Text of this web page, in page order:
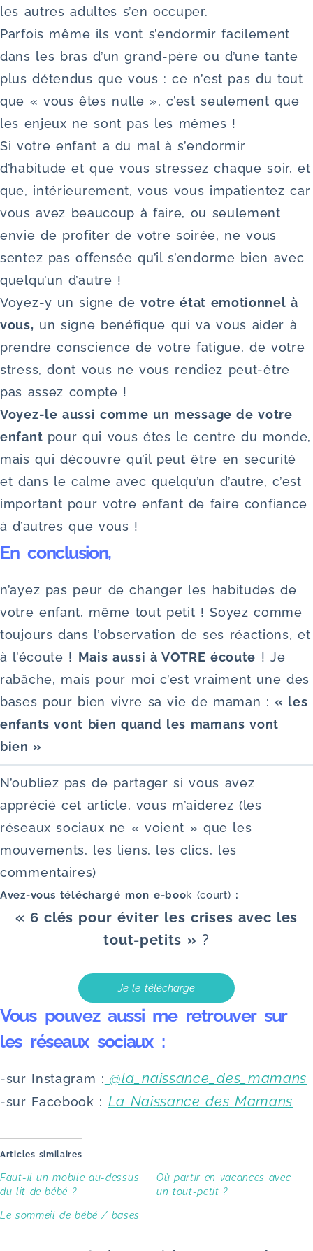
les autres adultes s’en occuper.
Parfois même ils vont s’endormir facilement
dans les bras d’un grand-père ou d’une tante
plus détendus que vous : ce n’est pas du tout
que « vous êtes nulle », c’est seulement que
les enjeux ne sont pas les mêmes !
Si votre enfant a du mal à s’endormir
d’habitude et que vous stressez chaque soir, et
que, intérieurement, vous vous impatientez car
vous avez beaucoup à faire, ou seulement
envie de profiter de votre soirée, ne vous
sentez pas offensée qu’il s’endorme bien avec
quelqu’un d’autre !
Voyez-y un signe devotre état emotionnel à
vous, un signe benéfique qui va vous aider à
prendre conscience de votre fatigue, de votre
stress, dont vous ne vous rendiez peut-être
pas assez compte !
Voyez-le aussi comme un message de votre
enfant pour qui vous étes le centre du monde,
mais qui découvre qu’il peut être en securité
et dans le calme avec quelqu’un d’autre, c’est
important pour votre enfant de faire confiance
à d’autres que vous !
En conclusion,
n’ayez pas peur de changer les habitudes de
votre enfant, même tout petit ! Soyez comme
toujours dans l’observation de ses réactions, et
à l’écoute ! Mais aussi à VOTRE écoute ! Je
rabâche, mais pour moi c’est vraiment une des
bases pour bien vivre sa vie de maman :« les
enfants vont bien quand les mamans vont
bien »
N’oubliez pas de partager si vous avez
apprécié cet article, vous m’aiderez (les
réseaux sociaux ne « voient » que les
mouvements, les liens, les clics, les
commentaires)
Avez-vous téléchargé mon e-book (court) :
« 6 clés pour éviter les crises avec les
tout-petits » ?
Je le télécharge
Vous pouvez aussi me retrouver sur
les réseaux sociaux :
-sur Instagram : @la_naissance_des_mamans
-sur Facebook : La Naissance des Mamans
Articles similaires
Faut-il un mobile au-dessus
du lit de bébé ?
Où partir en vacances avec
un tout-petit ?
Le sommeil de bébé / bases